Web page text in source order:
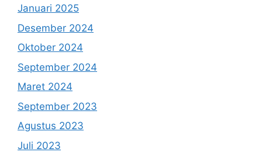
Januari 2025
Desember 2024
Oktober 2024
September 2024
Maret 2024
September 2023
Agustus 2023
Juli 2023